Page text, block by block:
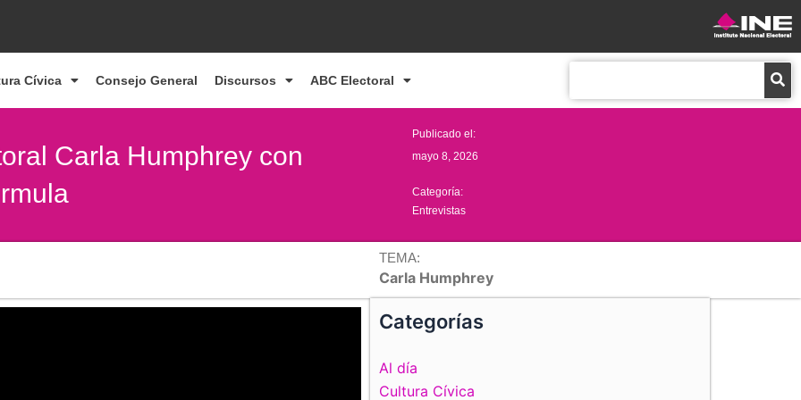
Cívica Consejo General Discursos ABC Electoral
Carla Humphrey con
Publicado el:
mayo 8, 2026
Categoría:
Entrevistas
TEMA:
Carla Humphrey
Categorías
Al día
Cultura Cívica